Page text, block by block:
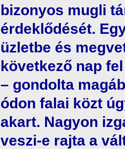
bizonyos mugli
érdeklődését.
üzletbe és
következő nap
– gondolta
ódon falai közt
akart. Nagyon
veszi-e rajta a